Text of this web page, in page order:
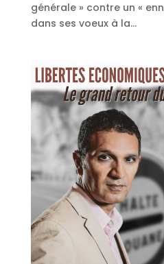
générale » contre un «
dans ses voeux à la...